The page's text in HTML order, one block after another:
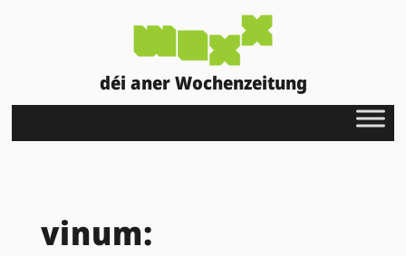
déi aner Wochenzeitung
vinum: